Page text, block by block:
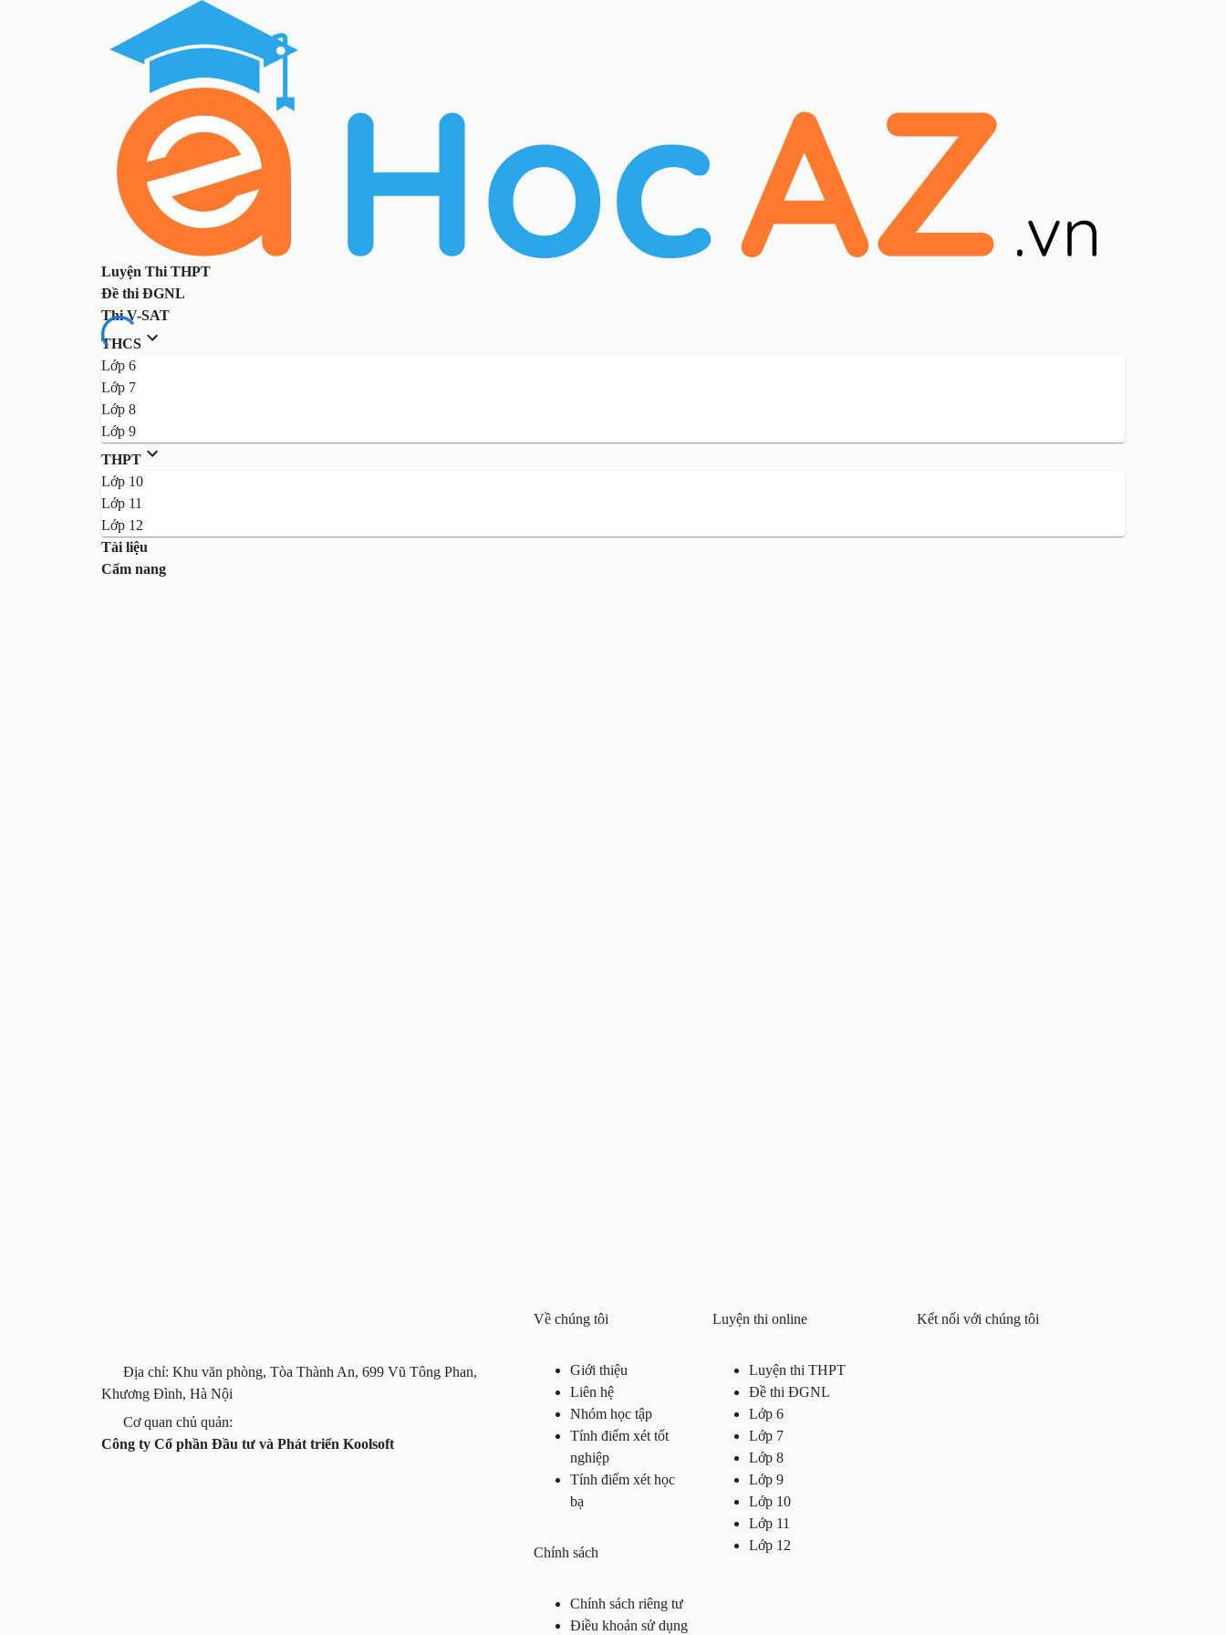
Luyện Thi THPT
Đề thi ĐGNL
Thi V-SAT
THCS
Lớp 6
Lớp 7
Lớp 8
Lớp 9
THPT
Lớp 10
Lớp 11
Lớp 12
Tài liệu
Cẩm nang
Địa chỉ: Khu văn phòng, Tòa Thành An, 699 Vũ Tông Phan,
Khương Đình, Hà Nội
Cơ quan chủ quản:
Công ty Cổ phần Đầu tư và Phát triển Koolsoft
Về chúng tôi
Giới thiệu
Liên hệ
Nhóm học tập
Tính điểm xét tốt
nghiệp
Tính điểm xét học
bạ
Chính sách
Chính sách riêng tư
Điều khoản sử dụng
Luyện thi online
Luyện thi THPT
Đề thi ĐGNL
Lớp 6
Lớp 7
Lớp 8
Lớp 9
Lớp 10
Lớp 11
Lớp 12
Kết nối với chúng tôi